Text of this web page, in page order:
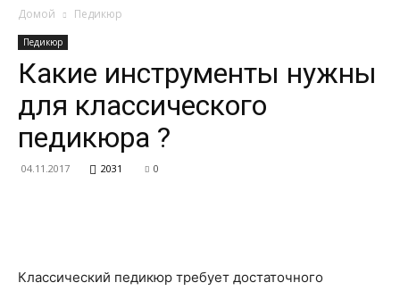
и
Домой Педикюр
Педикюр
Какие инструменты нужны
для классического
педикюра ?
04.11.2017 2031 0
Классический педикюр требует достаточного